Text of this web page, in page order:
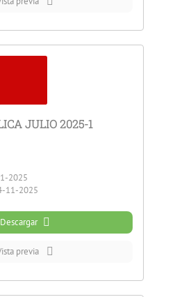
JULIO 2025-1
2025
11-2025
Descargar
previa